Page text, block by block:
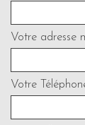
Votre adresse
Votre